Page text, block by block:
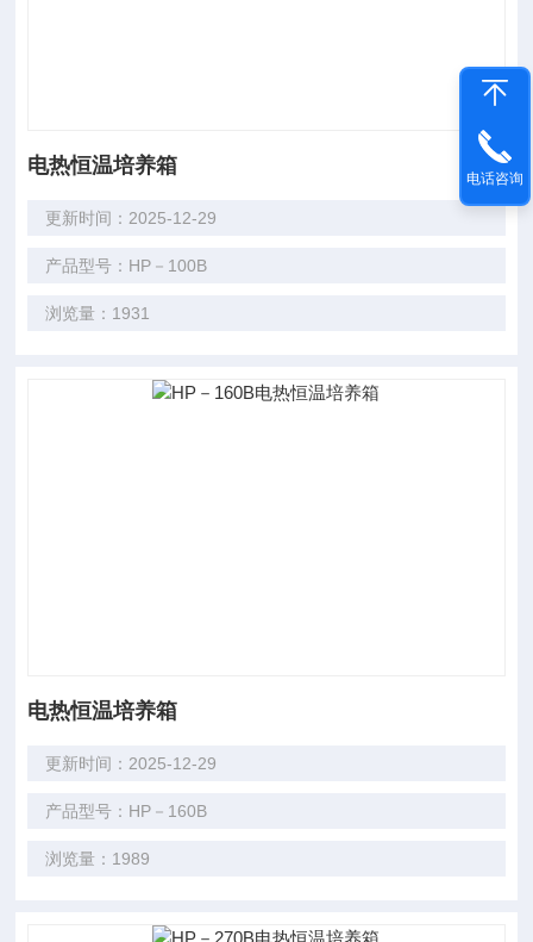
电热恒温培养箱
更新时间：2025-12-29
产品型号：HP－100B
浏览量：1931
电热恒温培养箱
更新时间：2025-12-29
产品型号：HP－160B
浏览量：1989
电话咨询